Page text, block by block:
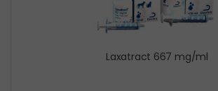
Laxatract 667 mg/ml